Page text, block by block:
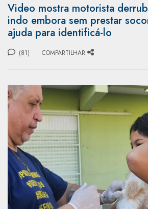
Video mostra motorista
indo embora sem prestar
ajuda para identificá-lo
(81) COMPARTILHAR